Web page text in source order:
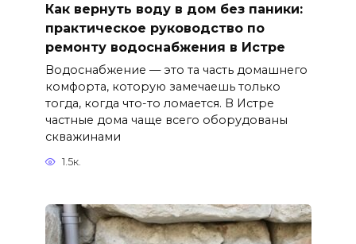
Как вернуть воду в дом без паники:
практическое руководство по
ремонту водоснабжения в Истре
Водоснабжение — это та часть домашнего
комфорта, которую замечаешь только
тогда, когда что-то ломается. В Истре
частные дома чаще всего оборудованы
скважинами
1.5к.